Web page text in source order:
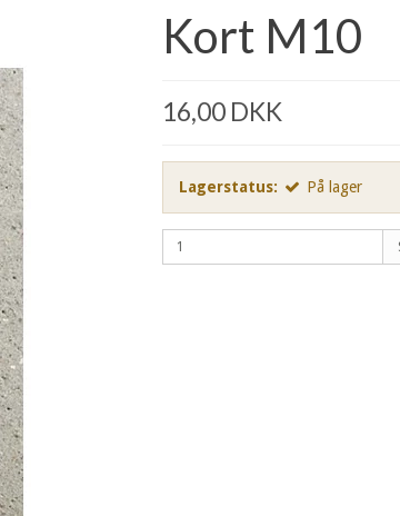
Kort M10
16,00 DKK
Lagerstatus: På lager